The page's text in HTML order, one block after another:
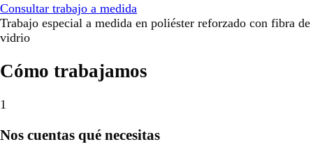
Consultar trabajo a medida
Trabajo especial a medida en poliéster reforzado con fibra de
vidrio
Cómo trabajamos
1
Nos cuentas qué necesitas